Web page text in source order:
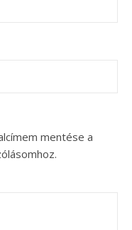
mentése a